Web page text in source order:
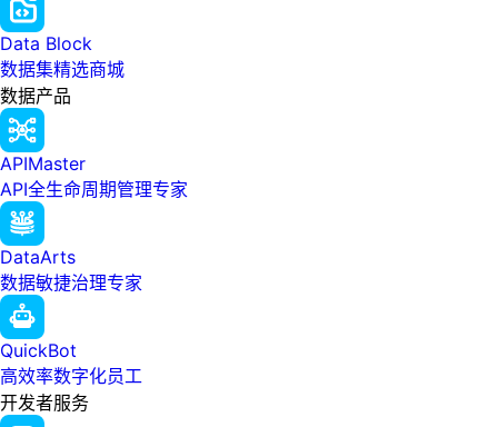
Data Block
数据集精选商城
数据产品
APIMaster
API全生命周期管理专家
DataArts
数据敏捷治理专家
QuickBot
高效率数字化员工
开发者服务